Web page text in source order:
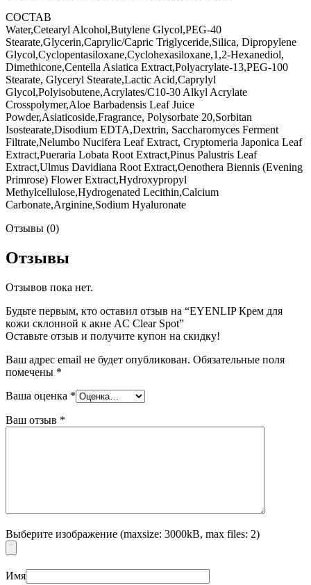
СОСТАВ
Water,Cetearyl Alcohol,Butylene Glycol,PEG-40
Stearate,Glycerin,Caprylic/Capric Triglyceride,Silica, Dipropylene
Glycol,Cyclopentasiloxane,Cyclohexasiloxane,1,2-Hexanediol,
Dimethicone,Centella Asiatica Extract,Polyacrylate-13,PEG-100
Stearate, Glyceryl Stearate,Lactic Acid,Caprylyl
Glycol,Polyisobutene,Acrylates/C10-30 Alkyl Acrylate
Crosspolymer,Aloe Barbadensis Leaf Juice
Powder,Asiaticoside,Fragrance, Polysorbate 20,Sorbitan
Isostearate,Disodium EDTA,Dextrin, Saccharomyces Ferment
Filtrate,Nelumbo Nucifera Leaf Extract, Cryptomeria Japonica Leaf
Extract,Pueraria Lobata Root Extract,Pinus Palustris Leaf
Extract,Ulmus Davidiana Root Extract,Oenothera Biennis (Evening
Primrose) Flower Extract,Hydroxypropyl
Methylcellulose,Hydrogenated Lecithin,Calcium
Carbonate,Arginine,Sodium Hyaluronate
Отзывы (0)
Отзывы
Отзывов пока нет.
Будьте первым, кто оставил отзыв на “EYENLIP Крем для
кожи склонной к акне AC Clear Spot”
Оставьте отзыв и получите купон на скидку!
Ваш адрес email не будет опубликован. Обязательные поля
помечены *
Ваша оценка *
Ваш отзыв *
Выберите изображение (maxsize: 3000kB, max files: 2)
Имя